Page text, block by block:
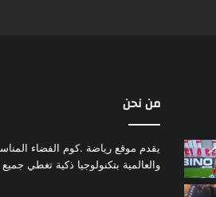
من نحن
يقدم موقع رياضة .كوم الفضاء
والعالمية بتكنولوجيا ذكية تغطي